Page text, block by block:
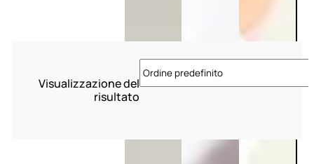
Visualizzazione del
risultato